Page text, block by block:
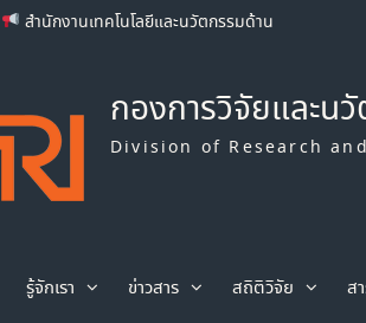
โครงการวิจัย ประจำปีงบประมาณ พ.ศ. 2570
Franco-Thai Young Talent Research
Fellowship Program 2027
กองการวิจัยและน
Division of Research
รู้จักเรา ข่าวสาร สถิติวิจัย ส